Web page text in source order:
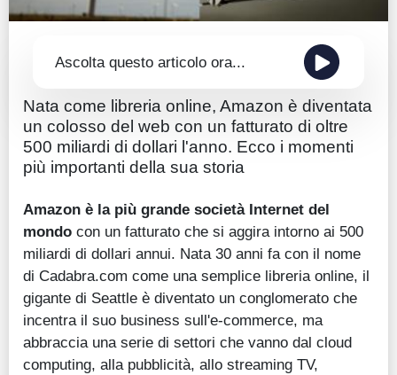
Ascolta questo articolo ora...
Nata come libreria online, Amazon è diventata
un colosso del web con un fatturato di oltre
500 miliardi di dollari l'anno. Ecco i momenti
più importanti della sua storia
Amazon è la più grande società Internet del
mondo con un fatturato che si aggira intorno ai 500
miliardi di dollari annui. Nata 30 anni fa con il nome
di Cadabra.com come una semplice libreria online, il
gigante di Seattle è diventato un conglomerato che
incentra il suo business sull'e-commerce, ma
abbraccia una serie di settori che vanno dal cloud
computing, alla pubblicità, allo streaming TV,